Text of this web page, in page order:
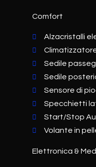
Comfort
Alzacristalli
Sedile
Sedile
Sensore di
Specchietti
Start/Stop
Volante in
Elettronica &